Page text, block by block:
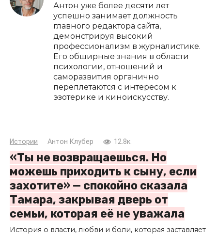
Антон уже более десяти лет
успешно занимает должность
главного редактора сайта,
демонстрируя высокий
профессионализм в журналистике.
Его обширные знания в области
психологии, отношений и
саморазвития органично
переплетаются с интересом к
эзотерике и киноискусству.
Истории Антон Клубер 12.8к.
«Ты не возвращаешься. Но
можешь приходить к сыну, если
захотите» — спокойно сказала
Тамара, закрывая дверь от
семьи, которая её не уважала
История о власти, любви и боли, которая заставляет